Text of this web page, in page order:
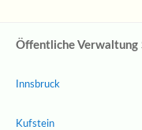
Öffentliche
Innsbruck
Kufstein